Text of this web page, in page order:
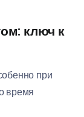
ключ к
при
время